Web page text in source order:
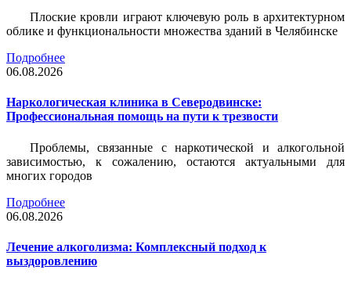
Плоские кровли играют ключевую роль в архитектурном
облике и функциональности множества зданий в Челябинске
Подробнее
06.08.2026
Наркологическая клиника в Северодвинске:
Профессиональная помощь на пути к трезвости
Проблемы, связанные с наркотической и алкогольной
зависимостью, к сожалению, остаются актуальными для
многих городов
Подробнее
06.08.2026
Лечение алкоголизма: Комплексный подход к
выздоровлению